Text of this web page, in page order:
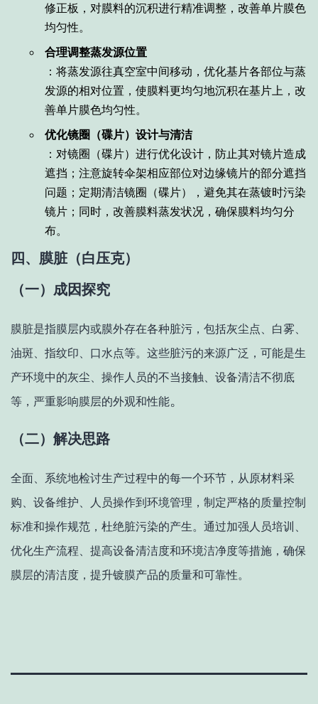
修正板，对膜料的沉积进行精准调整，改善单片膜色
均匀性。
合理调整蒸发源位置
：将蒸发源往真空室中间移动，优化基片各部位与蒸
发源的相对位置，使膜料更均匀地沉积在基片上，改
善单片膜色均匀性。
优化镜圈（碟片）设计与清洁
：对镜圈（碟片）进行优化设计，防止其对镜片造成
遮挡；注意旋转伞架相应部位对边缘镜片的部分遮挡
问题；定期清洁镜圈（碟片），避免其在蒸镀时污染
镜片；同时，改善膜料蒸发状况，确保膜料均匀分
布。
四、膜脏（白压克）
（一）成因探究
膜脏是指膜层内或膜外存在各种脏污，包括灰尘点、白雾、
油斑、指纹印、口水点等。这些脏污的来源广泛，可能是生
产环境中的灰尘、操作人员的不当接触、设备清洁不彻底
等，严重影响膜层的外观和性能。
（二）解决思路
全面、系统地检讨生产过程中的每一个环节，从原材料采
购、设备维护、人员操作到环境管理，制定严格的质量控制
标准和操作规范，杜绝脏污染的产生。通过加强人员培训、
优化生产流程、提高设备清洁度和环境洁净度等措施，确保
膜层的清洁度，提升镀膜产品的质量和可靠性。